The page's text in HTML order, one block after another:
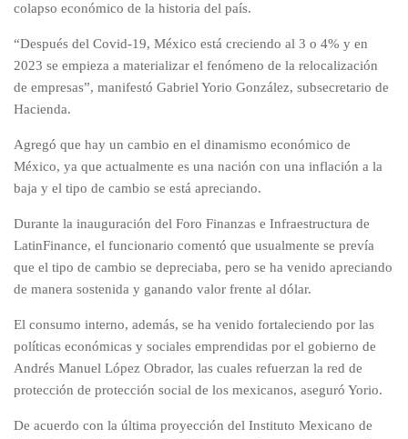
colapso económico de la historia del país.
“Después del Covid-19, México está creciendo al 3 o 4% y en
2023 se empieza a materializar el fenómeno de la relocalización
de empresas”, manifestó Gabriel Yorio González, subsecretario de
Hacienda.
Agregó que hay un cambio en el dinamismo económico de
México, ya que actualmente es una nación con una inflación a la
baja y el tipo de cambio se está apreciando.
Durante la inauguración del Foro Finanzas e Infraestructura de
LatinFinance, el funcionario comentó que usualmente se prevía
que el tipo de cambio se depreciaba, pero se ha venido apreciando
de manera sostenida y ganando valor frente al dólar.
El consumo interno, además, se ha venido fortaleciendo por las
políticas económicas y sociales emprendidas por el gobierno de
Andrés Manuel López Obrador, las cuales refuerzan la red de
protección de protección social de los mexicanos, aseguró Yorio.
De acuerdo con la última proyección del Instituto Mexicano de